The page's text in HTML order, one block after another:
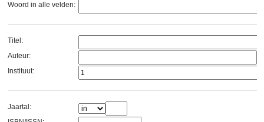
Woord in alle velden:
Titel:
Auteur:
Instituut:
Jaartal: